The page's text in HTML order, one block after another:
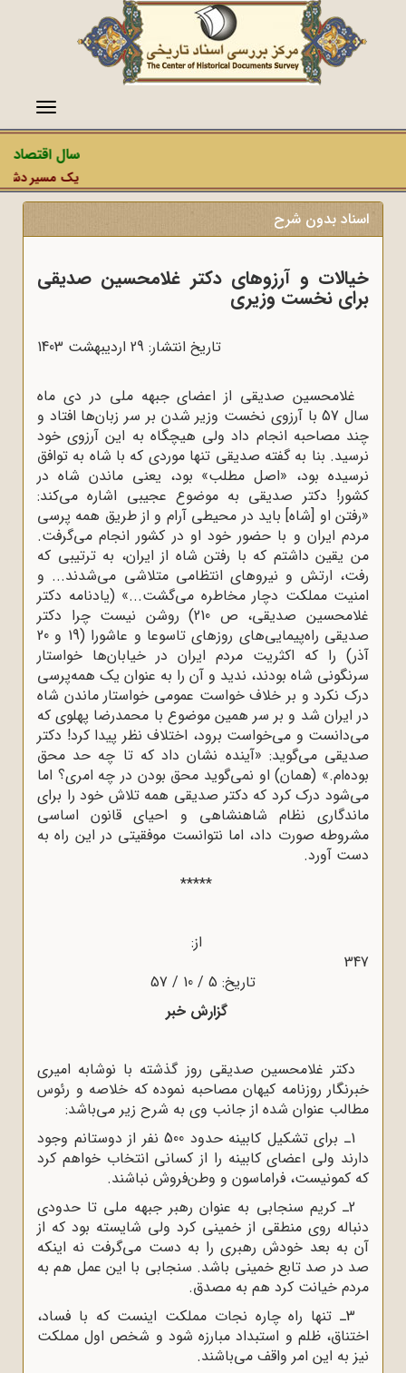
منو
سال اقتصاد
یک مسیر دشمن،
اسناد بدون شرح
خیالات و آرزوهای دکتر غلامحسین صدیقی
برای نخست وزیری
تاریخ انتشار: 29 ارديبهشت 1403
غلامحسین صدیقی از اعضای جبهه ملی در دی ماه
سال 57 با آرزوی نخست وزیر شدن بر سر زبان‌ها افتاد و
چند مصاحبه انجام داد ولی هیچگاه به این آرزوی خود
نرسید. بنا به گفته صدیقى تنها موردى که با شاه به توافق
نرسیده بود، «اصل مطلب» بود، یعنى ماندن شاه در
کشور! دکتر صدیقى به موضوع عجیبى اشاره مى‌کند:
«رفتن او [شاه] باید در محیطى آرام و از طریق همه پرسى
مردم ایران و با حضور خود او در کشور انجام مى‌گرفت.
من یقین داشتم که با رفتن شاه از ایران، به ترتیبى که
رفت، ارتش و نیروهاى انتظامى متلاشى مى‌شدند... و
امنیت مملکت دچار مخاطره مى‌گشت...» (یادنامه دکتر
غلامحسین صدیقى، ص 210) روشن نیست چرا دکتر
صدیقى راه‌پیمایى‌هاى روزهاى تاسوعا و عاشورا (19 و 20
آذر) را که اکثریت مردم ایران در خیابان‌ها خواستار
سرنگونى شاه بودند، ندید و آن را به عنوان یک همه‌پرسى
درک نکرد و بر خلاف خواست عمومى خواستار ماندن شاه
در ایران شد و بر سر همین موضوع با محمدرضا پهلوى که
مى‌دانست و مى‌خواست برود، اختلاف نظر پیدا کرد! دکتر
صدیقى مى‌گوید: «آینده نشان داد که تا چه حد محق
بوده‌ام.» (همان) او نمى‌گوید محق بودن در چه امرى؟ اما
مى‌شود درک کرد که دکتر صدیقى همه تلاش خود را براى
ماندگارى نظام شاهنشاهى و احیاى قانون اساسى
مشروطه صورت داد، اما نتوانست موفقیتى در این راه به
دست آورد.
*****
347
تاریخ: 5 / 10 / 57
گزارش خبر
دکتر غلامحسین صدیقى روز گذشته با نوشابه امیرى
خبرنگار روزنامه کیهان مصاحبه نموده که خلاصه و رئوس
مطالب عنوان شده از جانب وى به شرح زیر می‌باشد:
1ـ براى تشکیل کابینه حدود 500 نفر از دوستانم وجود
دارند ولى اعضاى کابینه را از کسانى انتخاب خواهم کرد
که کمونیست، فراماسون و وطن‌فروش نباشند.
2ـ کریم سنجابى به عنوان رهبر جبهه ملى تا حدودى
دنباله روى منطقى از خمینى کرد ولى شایسته بود که از
آن به بعد خودش رهبرى را به دست می‌گرفت نه اینکه
صد در صد تابع خمینى باشد. سنجابى با این عمل هم به
مردم خیانت کرد هم به مصدق.
3ـ تنها راه چاره نجات مملکت اینست که با فساد،
اختناق، ظلم و استبداد مبارزه شود و شخص اول مملکت
نیز به این امر واقف می‌باشند.